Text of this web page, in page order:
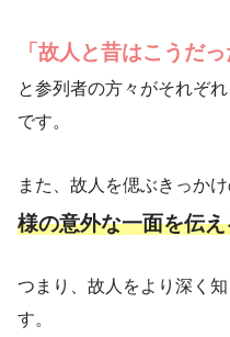
「故人と昔はこうだ
と参列者の方々がそれぞ
です。
また、故人を偲ぶきっか
様の意外な一面を伝
つまり、故人をより深く
す。